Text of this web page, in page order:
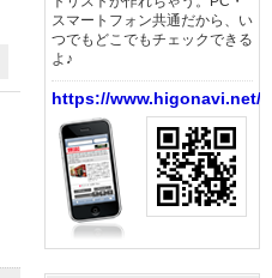
スマートフォン共通だから、い
つでもどこでもチェックできる
よ♪
https://www.higonavi.net/